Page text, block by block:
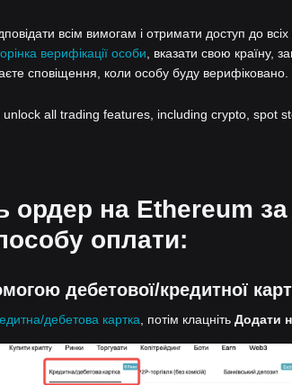
всім вимогам і отримати доступ до всіх
верифікації особи , вказати свою країну,
сповіщення, коли особу буду верифіковано.
all trading features, including crypto, spot
ордер на Ethereum
оплати:
дебетової/кредитної
дебетова картка , потім клацніть Додати